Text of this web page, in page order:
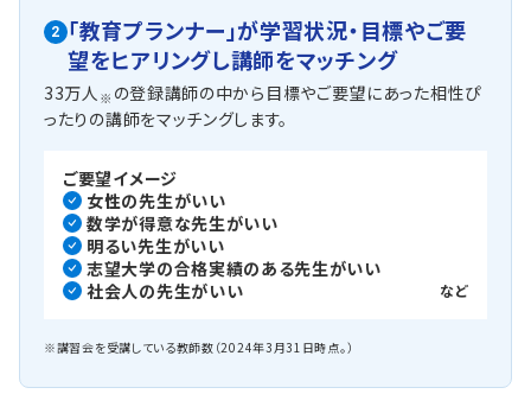
2 「教育プランナー」が学習状況・目標やご要
望をヒアリングし講師をマッチング
33万人 ※ の登録講師の中から目標やご要望にあった相性ぴ
ったりの講師をマッチングします。
ご要望イメージ
女性の先生がいい
数学が得意な先生がいい
明るい先生がいい
志望大学の合格実績のある先生がいい
社会人の先生がいい
など
※講習会を受講している教師数（2024年3月31日時点。）